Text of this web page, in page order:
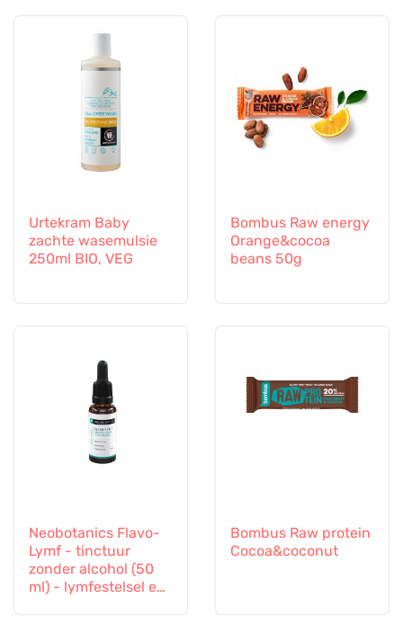
Urtekram Baby
zachte wasemulsie
250ml BIO, VEG
Bombus Raw energy
Orange&cocoa
beans 50g
Neobotanics Flavo-
Lymf - tinctuur
zonder alcohol (50
ml) - lymfestelsel en
Bombus Raw protein
Cocoa&coconut